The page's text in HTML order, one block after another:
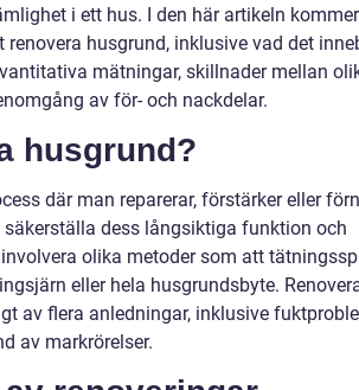
i ett hus. I den här artikeln
husgrund, inklusive vad det
mätningar, skillnader mellan
av för- och nackdelar.
husgrund?
där man reparerar, förstärker eller
dess långsiktiga funktion och
olika metoder som att
eller hela husgrundsbyte.
av flera anledningar, inklusive
av markrörelser.